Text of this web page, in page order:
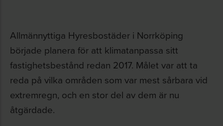
Allmännyttiga Hyresbostäder i Norrköping
började planera för att klimatanpassa sitt
fastighetsbestånd redan 2017. Målet var att ta
reda på vilka områden som var mest sårbara vid
extremregn, och en stor del av dem är nu
åtgärdade.